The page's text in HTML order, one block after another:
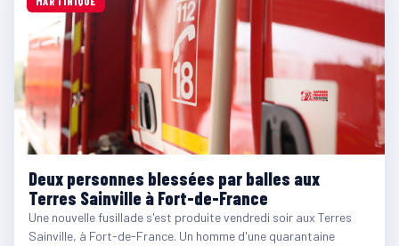
Deux personnes blessées par balles aux
Terres Sainville à Fort-de-France
Une nouvelle fusillade s'est produite vendredi soir aux Terres
Sainville, à Fort-de-France. Un homme d'une quarantaine